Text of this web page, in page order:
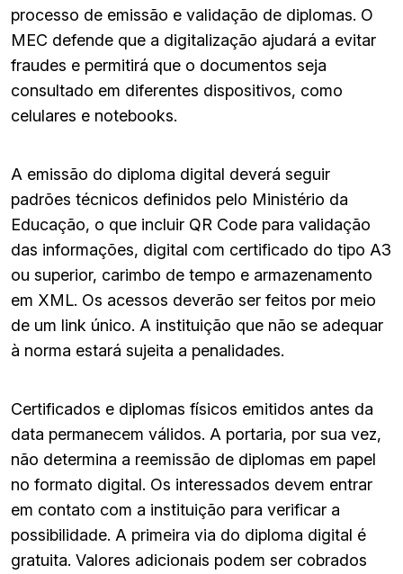
processo de emissão e validação de diplomas. O
MEC defende que a digitalização ajudará a evitar
fraudes e permitirá que o documentos seja
consultado em diferentes dispositivos, como
celulares e notebooks.
A emissão do diploma digital deverá seguir
padrões técnicos definidos pelo Ministério da
Educação, o que incluir QR Code para validação
das informações, digital com certificado do tipo A3
ou superior, carimbo de tempo e armazenamento
em XML. Os acessos deverão ser feitos por meio
de um link único. A instituição que não se adequar
à norma estará sujeita a penalidades.
Certificados e diplomas físicos emitidos antes da
data permanecem válidos. A portaria, por sua vez,
não determina a reemissão de diplomas em papel
no formato digital. Os interessados devem entrar
em contato com a instituição para verificar a
possibilidade. A primeira via do diploma digital é
gratuita. Valores adicionais podem ser cobrados